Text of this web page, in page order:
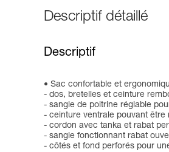
Descriptif détaillé
Descriptif
Sac confortable et
- dos, bretelles et ceinture
- sangle de poitrine réglable
- ceinture ventrale pouvant
- cordon avec tanka et rabat
- sangle fonctionnant rabat
- côtés et fond perforés pour